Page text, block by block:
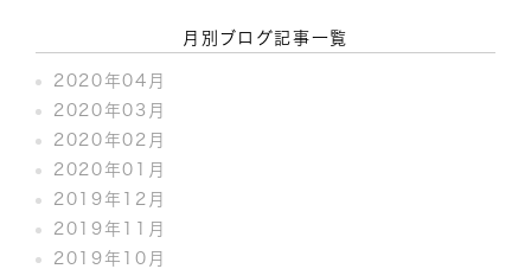
月別ブログ記事一覧
2020年04月
2020年03月
2020年02月
2020年01月
2019年12月
2019年11月
2019年10月